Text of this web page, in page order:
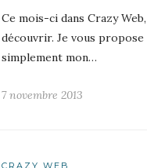
Ce mois-ci dans Crazy
découvrir. Je vous
simplement mon…
7 novembre 2013
CRAZY WEB